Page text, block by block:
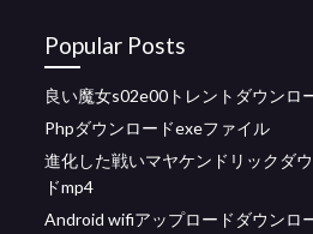
Popular Posts
良い魔女s02e00トレントダウンロ
Phpダウンロードexeファイル
進化した戦いマヤケンドリックダ
ドmp4
Android wifiアップロードダウンロ